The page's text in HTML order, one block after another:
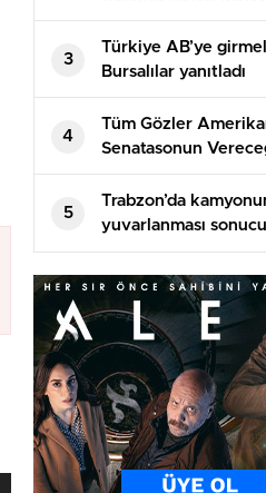
ameliyatı yapıldı!
3
Türkiye AB’ye
Bursalılar yanıtladı
4
Tüm Gözler
Senatasonun
Kararda
5
Trabzon’da
yuvarlanması
öldü